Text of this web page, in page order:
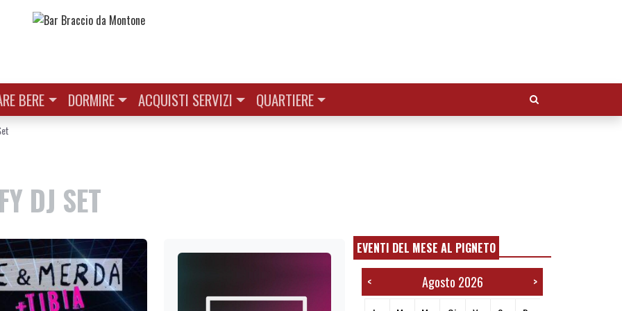
BERE DORMIRE ACQUISTI SERVIZI QUARTIERE Cerca:
DJ SET
EVENTI DEL MESE AL PIGNETO
< Agosto 2026 >